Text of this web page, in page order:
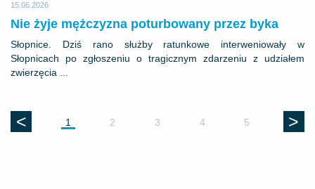
15.06.2026
Nie żyje mężczyzna poturbowany przez byka
Słopnice. Dziś rano służby ratunkowe interweniowały w
Słopnicach po zgłoszeniu o tragicznym zdarzeniu z udziałem
zwierzęcia ...
< 1 2 3 4 5 >